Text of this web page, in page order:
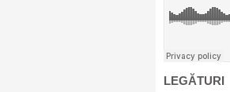
LEGĂTURI